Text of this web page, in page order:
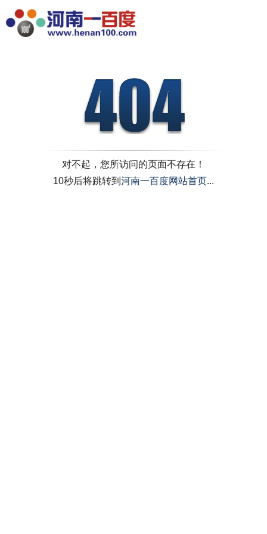
对不起，您所访问的页面不存在！
10秒后将跳转到 河南一百度网站首页...